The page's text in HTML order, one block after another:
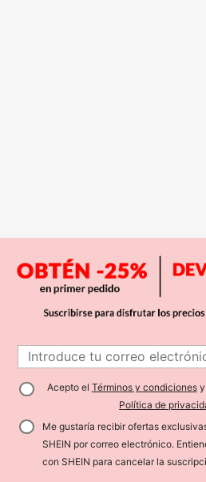
Acepto el Términos y condicionesy
Política de
Me gustaría recibir ofertas
SHEIN por correo electrónico.
con SHEIN para cancelar la